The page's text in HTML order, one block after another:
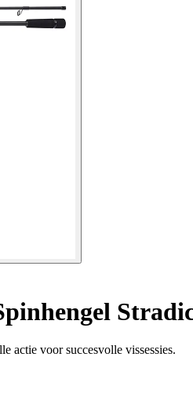
actie voor succesvolle vissessies.